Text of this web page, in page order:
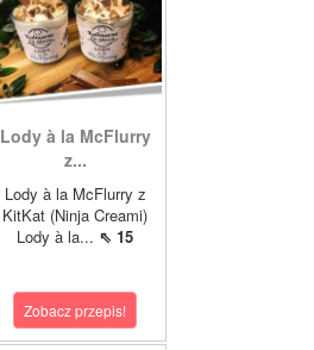
Lody à la McFlurry
z...
Lody à la McFlurry z
KitKat (Ninja Creami)
Lody à la... ⇖ 15
Zobacz przepis!